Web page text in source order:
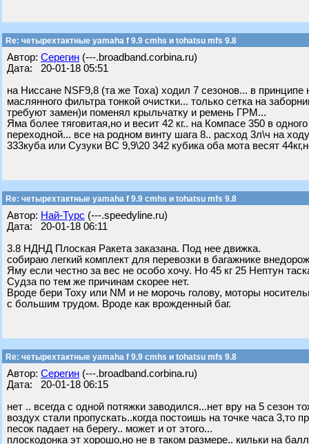
Re: четырехтактные yamaha f 9.9 cmhs и tohatsu mfs 9.8
Автор: Серегин (---.broadband.corbina.ru)
Дата: 20-01-18 05:51
на Ниссане NSF9,8 (та же Тоха) ходил 7 сезонов... в
маслянного фильтра тонкой очистки... только сетка на
требуют замен)и поменял крыльчатку и ремень ГРМ...
Яма более тяговитая,но и весит 42 кг.. на Компасе 350 в
переходной... все на родном винту шага 8.. расход 3л\ч на
333куба или Сузуки ВС 9,9\20 342 кубика оба мота весят
Re: четырехтактные yamaha f 9.9 cmhs и tohatsu mfs 9.8
Автор: Най-Турс (---.speedyline.ru)
Дата: 20-01-18 06:11
3.8 НДНД Плоская Ракета заказана. Под нее движка.
собираю легкий комплект для перевозки в багажнике
Яму если честно за вес не особо хочу. Но 45 кг 25 Нептун
Судза по тем же причинам скорее нет.
Вроде бери Тоху или NM и не морочь голову, моторы
с большим трудом. Вроде как врожденный баг.
Re: четырехтактные yamaha f 9.9 cmhs и tohatsu mfs 9.8
Автор: Серегин (---.broadband.corbina.ru)
Дата: 20-01-18 06:15
нет .. всегда с одной потяжки заводился...нет вру на 5 сезон
воздух стали пропускать..когда постоишь на точке часа 3,то
песок падает на берегу.. может и от этого...
плоскодонка эт хорошо,но не в таком размере.. кильки на